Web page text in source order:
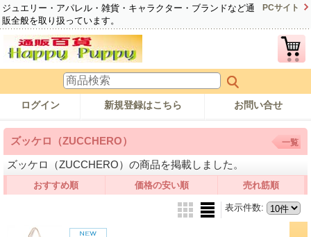
ジュエリー・アパレル・雑貨・キャラクター・ブランドなど通
販全般を取り扱っています。
PCサイト
ログイン 新規登録はこちら お問い合せ
ズッケロ（ZUCCHERO）
ズッケロ（ZUCCHERO）の商品を掲載しました。
一覧
おすすめ順 価格の安い順 売れ筋順
表示件数: